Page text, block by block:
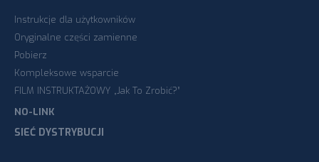
Instrukcje dla użytkowników
Oryginalne części zamienne
Pobierz
Kompleksowe wsparcie
FILM INSTRUKTAŻOWY „Jak To Zrobić?”
NO-LINK
SIEĆ DYSTRYBUCJI